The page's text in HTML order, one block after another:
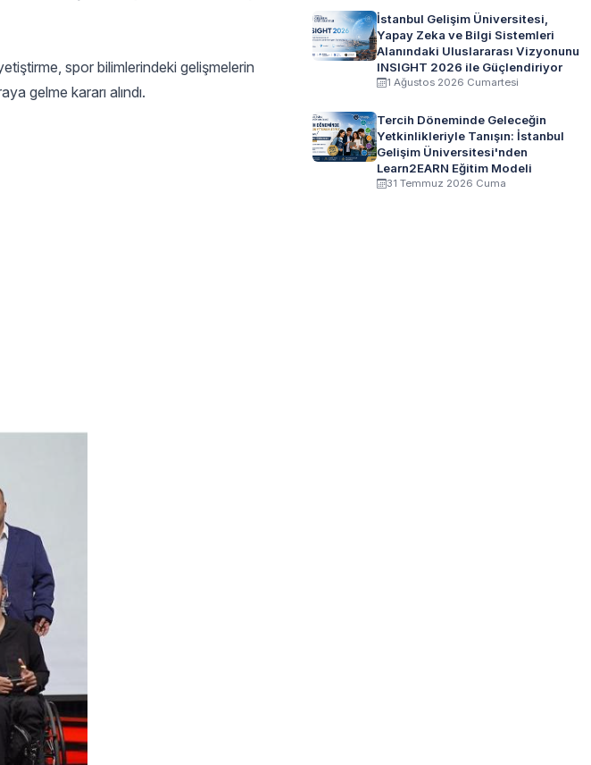
spor bilimlerindeki gelişmelerin
gelme kararı alındı.
İstanbul Gelişim Üniversitesi,
Yapay Zeka ve Bilgi Sistemleri
Alanındaki Uluslararası Vizyonunu
INSIGHT 2026 ile Güçlendiriyor
1 Ağustos 2026 Cumartesi
Tercih Döneminde Geleceğin
Yetkinlikleriyle Tanışın: İstanbul
Gelişim Üniversitesi'nden
Learn2EARN Eğitim Modeli
31 Temmuz 2026 Cuma